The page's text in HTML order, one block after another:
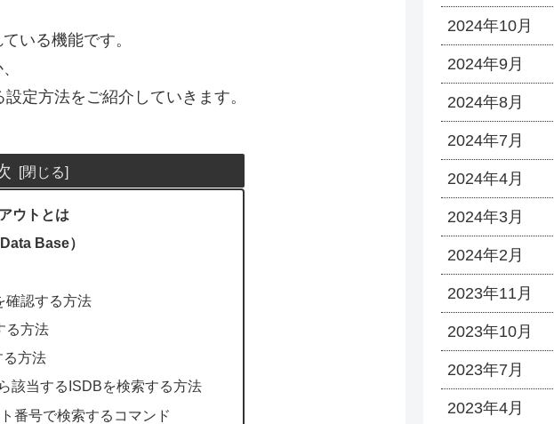
いる機能です。
定方法をご紹介していきます。
ウトとは
Base）
確認する方法
る方法
方法
該当するISDBを検索する方法
番号で検索するコマンド
2024年10月
2024年9月
2024年8月
2024年7月
2024年4月
2024年3月
2024年2月
2023年11月
2023年10月
2023年7月
2023年4月